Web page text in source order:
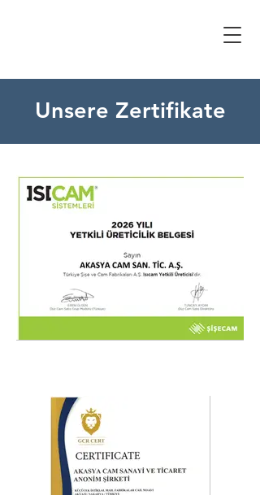
Unsere Zertifikate